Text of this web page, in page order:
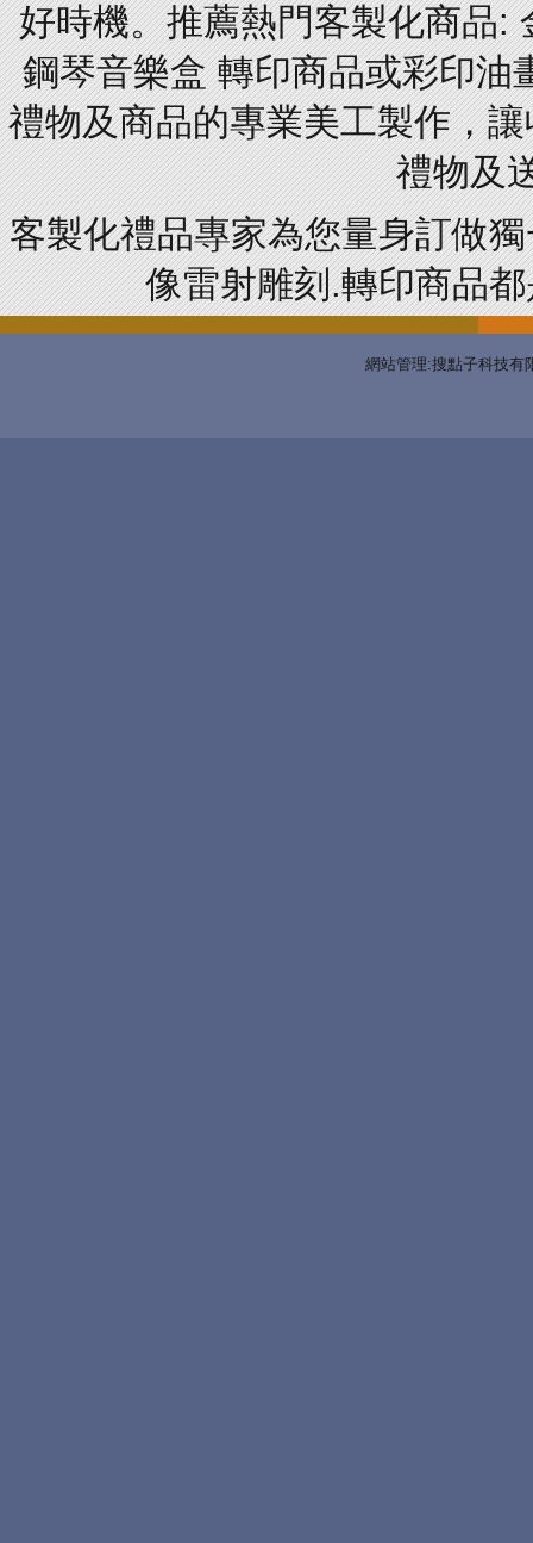
好時機。推薦熱門客製化商品:
鋼琴音樂盒 轉印商品或彩印油
禮物及商品的專業美工製作，
禮物及
客製化禮品專家為您量身訂做
像雷射雕刻.轉印商品
網站管理:搜點子科技有